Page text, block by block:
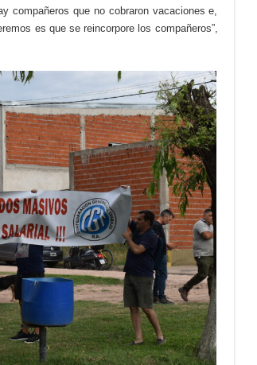
compañeros que no cobraron vacaciones e,
es que se reincorpore los compañeros”,